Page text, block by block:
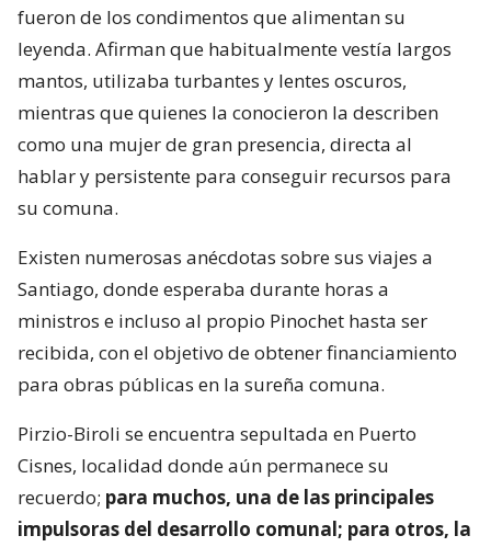
fueron de los condimentos que alimentan su
leyenda. Afirman que habitualmente vestía largos
mantos, utilizaba turbantes y lentes oscuros,
mientras que quienes la conocieron la describen
como una mujer de gran presencia, directa al
hablar y persistente para conseguir recursos para
su comuna.
Existen numerosas anécdotas sobre sus viajes a
Santiago, donde esperaba durante horas a
ministros e incluso al propio Pinochet hasta ser
recibida, con el objetivo de obtener financiamiento
para obras públicas en la sureña comuna.
Pirzio-Biroli se encuentra sepultada en Puerto
Cisnes, localidad donde aún permanece su
recuerdo; para muchos, una de las principales
impulsoras del desarrollo comunal; para otros, la